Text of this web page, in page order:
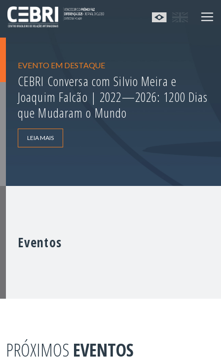
EVENTO EM DESTAQUE
CEBRI Conversa com Silvio Meira e
Joaquim Falcão | 2022—2026: 1200 Dias
que Mudaram o Mundo
LEIA MAIS
Eventos
PRÓXIMOS EVENTOS